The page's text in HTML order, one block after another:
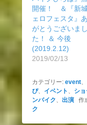
開催！ ＆『新
ェロフェスタ』
がとうございまし
た！ ＆ 今後
(2019.2.12)
2019/02/13
カテゴリー: event、
ぴ、 イベント 、 シ
ンバイク、 出演 作
ク